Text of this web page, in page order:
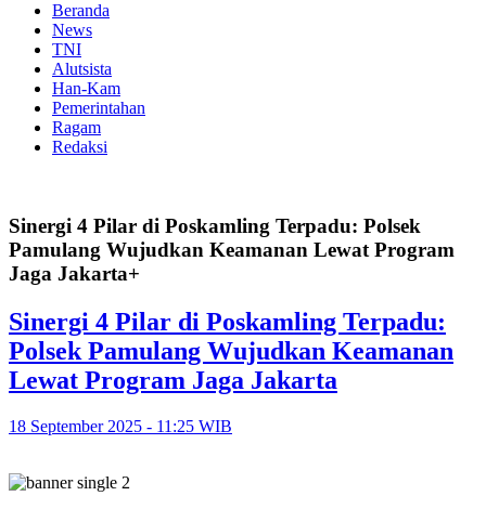
Beranda
News
TNI
Alutsista
Han-Kam
Pemerintahan
Ragam
Redaksi
Sinergi 4 Pilar di Poskamling Terpadu: Polsek
Pamulang Wujudkan Keamanan Lewat Program
Jaga Jakarta+
Sinergi 4 Pilar di Poskamling Terpadu:
Polsek Pamulang Wujudkan Keamanan
Lewat Program Jaga Jakarta
18 September 2025 - 11:25 WIB